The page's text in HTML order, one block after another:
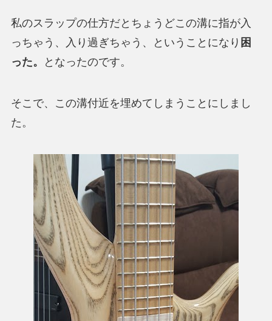
私のスラップの仕方だとちょうどこの溝に指が入
っちゃう、入り過ぎちゃう、ということになり 困
った。
となったのです。
そこで、この溝付近を埋めてしまうことにしまし
た。